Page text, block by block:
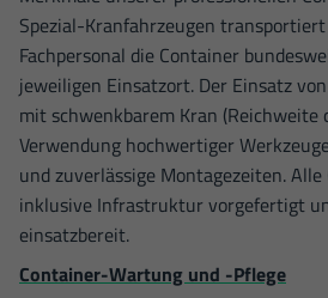
Spezial-Kranfahrzeugen
Fachpersonal die Container
jeweiligen Einsatzort. Der Einsatz
mit schwenkbarem Kran (Reichweite
Verwendung hochwertiger
und zuverlässige Montagezeiten.
inklusive Infrastruktur vorgefertigt
einsatzbereit.
Container-Wartung und -Pflege